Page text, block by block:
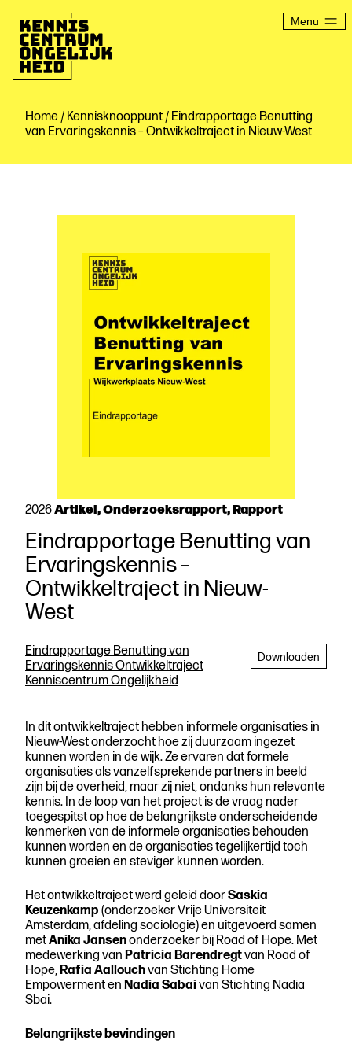
naar
inhoud
Menu
Home / Kennisknooppunt / Eindrapportage Benutting
van Ervaringskennis – Ontwikkeltraject in Nieuw-West
Download
de
publicatie
2026Artikel, Onderzoeksrapport, Rapport
Eindrapportage Benutting van
Ervaringskennis –
Ontwikkeltraject in Nieuw-
West
Aanpakken
Beschrijven
Eindrapportage Benutting van
Ervaringskennis Ontwikkeltraject
Kenniscentrum Ongelijkheid
Downloaden
In dit ontwikkeltraject hebben informele organisaties in
Nieuw-West onderzocht hoe zij duurzaam ingezet
kunnen worden in de wijk. Ze ervaren dat formele
organisaties als vanzelfsprekende partners in beeld
zijn bij de overheid, maar zij niet, ondanks hun relevante
kennis. In de loop van het project is de vraag nader
toegespitst op hoe de belangrijkste onderscheidende
kenmerken van de informele organisaties behouden
kunnen worden en de organisaties tegelijkertijd toch
kunnen groeien en steviger kunnen worden.
Het ontwikkeltraject werd geleid doorSaskia
Keuzenkamp (onderzoeker Vrije Universiteit
Amsterdam, afdeling sociologie) en uitgevoerd samen
metAnika Jansenonderzoeker bij Road of Hope. Met
medewerking van Patricia Barendregtvan Road of
Hope,Rafia Aallouchvan Stichting Home
Empowerment en Nadia Sabaivan Stichting Nadia
Sbai.
Belangrijkste bevindingen